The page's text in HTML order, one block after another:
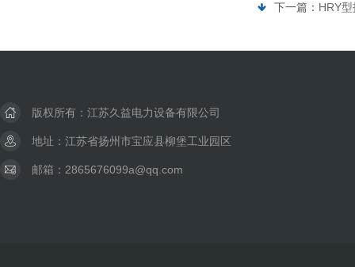
下一篇： HRY
版权所有：江苏久益电力设备有限公司
地址：江苏省扬州市宝应县柳堡工业园区
邮箱：2865676099a@qq.com